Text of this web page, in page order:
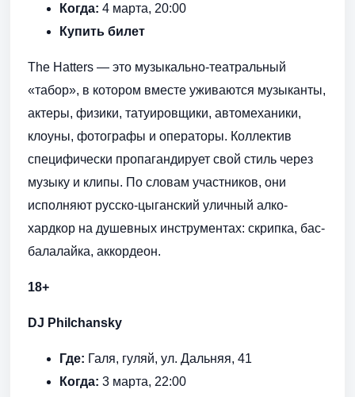
Когда: 4 марта, 20:00
Купить билет
The Hatters — это музыкально-театральный
«табор», в котором вместе уживаются музыканты,
актеры, физики, татуировщики, автомеханики,
клоуны, фотографы и операторы. Коллектив
специфически пропагандирует свой стиль через
музыку и клипы. По словам участников, они
исполняют русско-цыганский уличный алко-
хардкор на душевных инструментах: скрипка, бас-
балалайка, аккордеон.
18+
DJ Philchansky
Где: Галя, гуляй, ул. Дальняя, 41
Когда: 3 марта, 22:00